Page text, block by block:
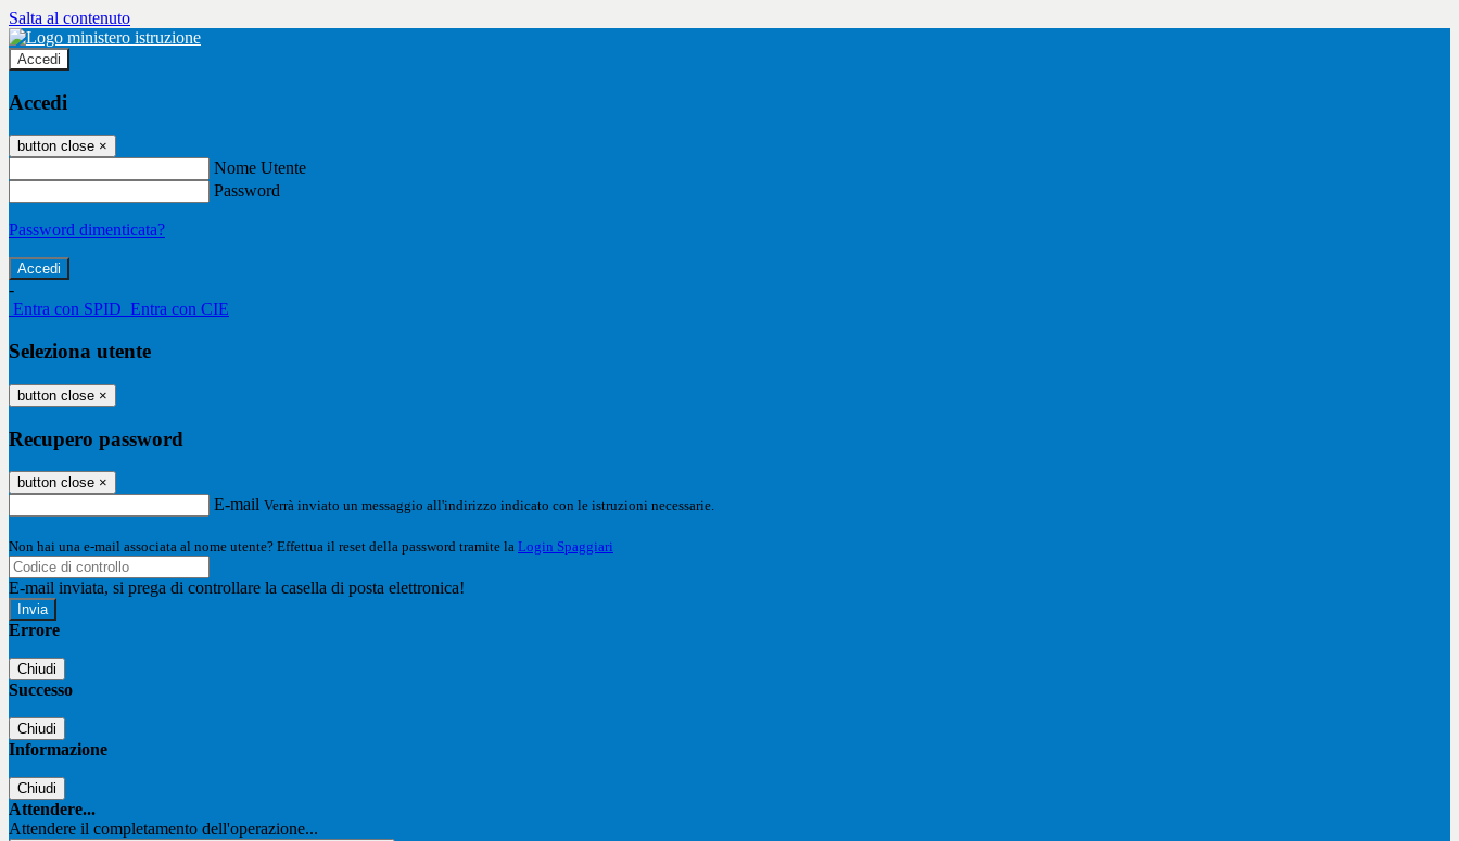
Salta al contenuto
Accedi
Accedi
button close ×
Nome Utente
Password
Password dimenticata?
-
Entra con SPID Entra con CIE
Seleziona utente
button close ×
Recupero password
button close ×
E-mail Verrà inviato un messaggio all'indirizzo indicato con le istruzioni necessarie.
Non hai una e-mail associata al nome utente? Effettua il reset della password tramite la Login Spaggiari
E-mail inviata, si prega di controllare la casella di posta elettronica!
Errore
Chiudi
Successo
Chiudi
Informazione
Chiudi
Attendere...
Attendere il completamento dell'operazione...